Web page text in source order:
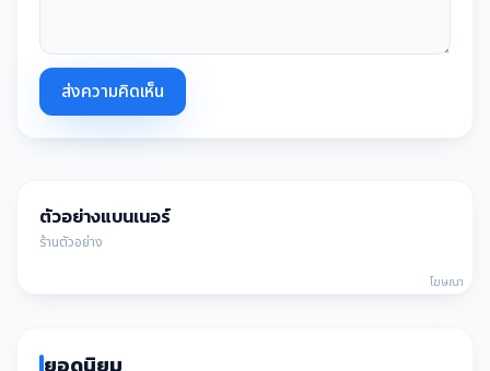
ส่งความคิดเห็น
ตัวอย่างแบนเนอร์
ร้านตัวอย่าง
โฆษณา
ยอดนิยม